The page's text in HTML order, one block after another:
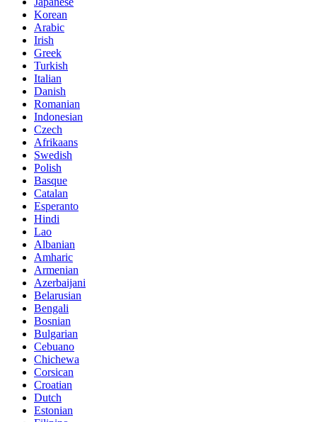
Korean
Arabic
Irish
Greek
Turkish
Italian
Danish
Romanian
Indonesian
Czech
Afrikaans
Swedish
Polish
Basque
Catalan
Esperanto
Hindi
Lao
Albanian
Amharic
Armenian
Azerbaijani
Belarusian
Bengali
Bosnian
Bulgarian
Cebuano
Chichewa
Corsican
Croatian
Dutch
Estonian